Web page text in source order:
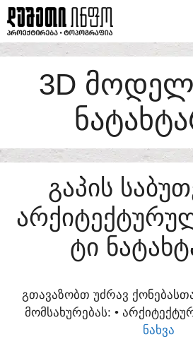
SKIP
TO
CONTENT
3D
ᲒᲐᲞᲘᲡ
ᲢᲘ
ᲒᲗᲐᲕᲐᲖᲝᲑᲗ ᲣᲫᲠᲐᲕ
ᲛᲝᲛᲡᲐᲮᲣᲠᲔᲑᲐᲡ:​ •
ᲜᲐᲮᲕᲐ